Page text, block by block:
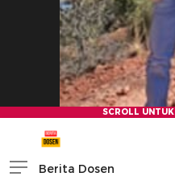
Berita Dosen